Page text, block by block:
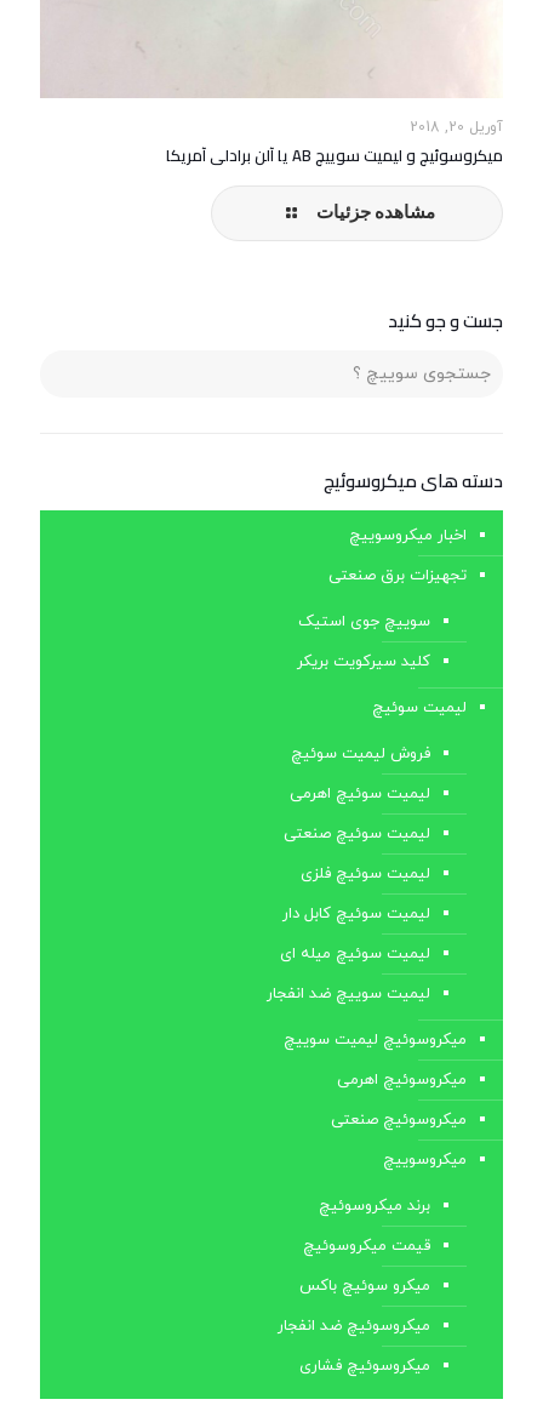
آوریل 20, 2018
میکروسوئیچ و لیمیت سوییچ AB یا آلن برادلی آمریکا
مشاهده جزئیات
جست و جو کنید
دسته های ميكروسوئيچ
اخبار میکروسوییچ
تجهیزات برق صنعتی
سوییچ جوی استیک
کلید سیرکویت بریکر
لیمیت سوئیچ
فروش لیمیت سوئیچ
لیمیت سوئیچ اهرمی
لیمیت سوئیچ صنعتی
لیمیت سوئیچ فلزی
لیمیت سوئیچ کابل ‌دار
لیمیت سوئیچ میله ای
لیمیت سوییچ ضد انفجار
میکروسوئیچ لیمیت سوییچ
میکروسوئیچ اهرمی
میکروسوئیچ صنعتی
میکروسوییچ
برند میکروسوئیچ
قیمت میکروسوئیچ
میکرو سوئیچ باکس
میکروسوئیچ ضد انفجار
میکروسوئیچ فشاری